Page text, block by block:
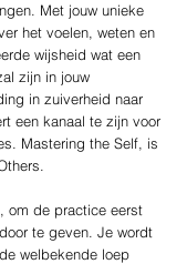
Met jouw unieke
het voelen, weten en
wijsheid wat een
zijn in jouw
in zuiverheid naar
een kanaal te zijn voor
Mastering the Self, is
om de practice eerst
te geven. Je wordt
welbekende loep